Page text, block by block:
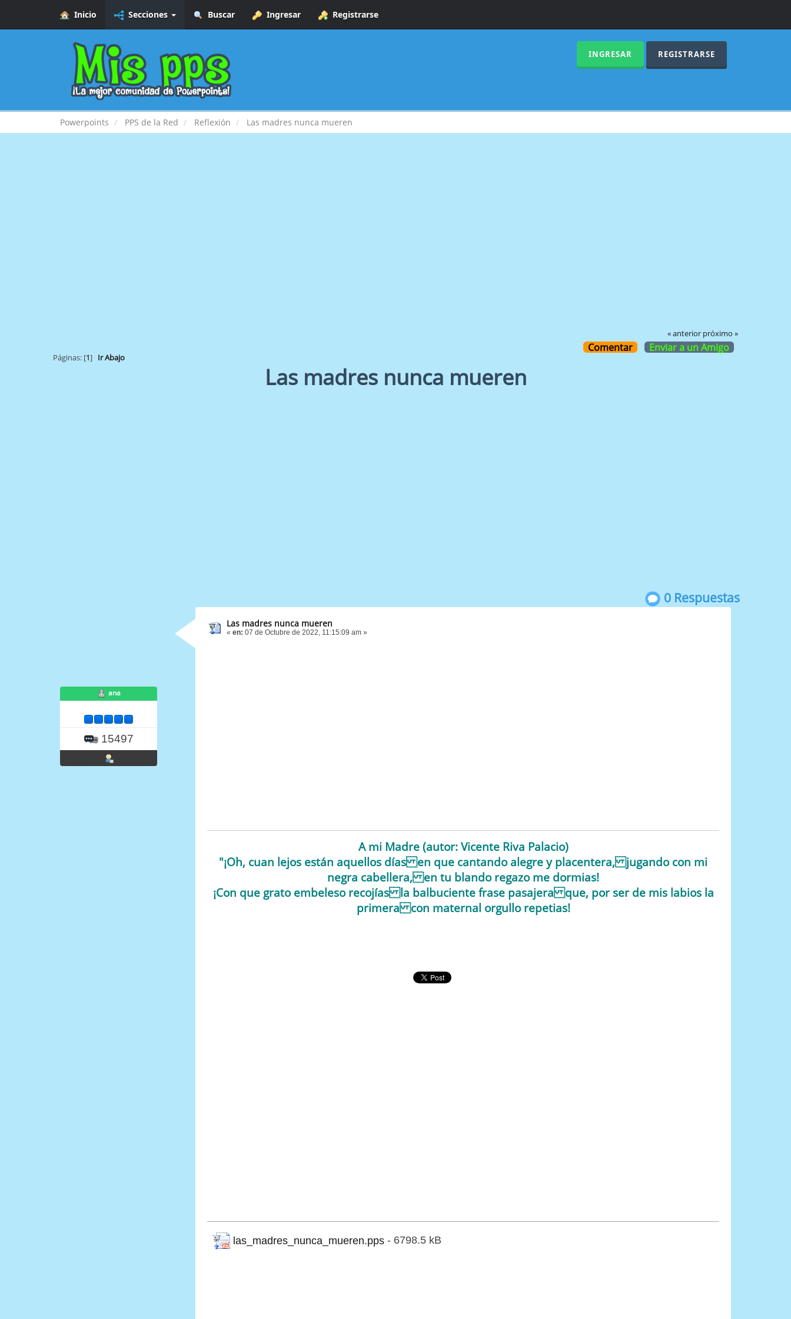
Inicio Secciones Buscar Ingresar Registrarse
INGRESAR REGISTRARSE
Powerpoints PPS de la Red Reflexión Las madres nunca mueren
« anterior próximo »
Comentar Enviar a un Amigo
Páginas: [1] Ir Abajo
Las madres nunca mueren
0 Respuestas
ana
15497
Las madres nunca mueren
« en: 07 de Octubre de 2022, 11:15:09 am »
A mi Madre (autor: Vicente Riva Palacio)
"¡Oh, cuan lejos están aquellos días en que cantando alegre y placentera, jugando con mi
negra cabellera, en tu blando regazo me dormias!
¡Con que grato embeleso recojías la balbuciente frase pasajera que, por ser de mis labios la
primera con maternal orgullo repetias!
las_madres_nunca_mueren.pps - 6798.5 kB